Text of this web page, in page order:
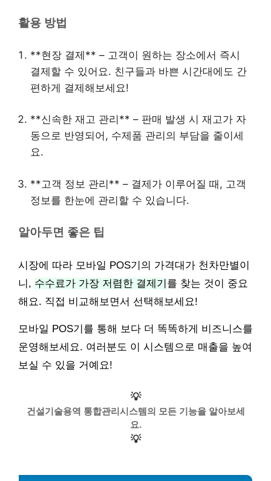
활용 방법
**현장 결제** – 고객이 원하는 장소에서 즉시
결제할 수 있어요. 친구들과 바쁜 시간대에도 간
편하게 결제해보세요!
**신속한 재고 관리** – 판매 발생 시 재고가 자
동으로 반영되어, 수제품 관리의 부담을 줄이세
요.
**고객 정보 관리** – 결제가 이루어질 때, 고객
정보를 한눈에 관리할 수 있습니다.
알아두면 좋은 팁
시장에 따라 모바일 POS기의 가격대가 천차만별이
니, 수수료가 가장 저렴한 결제기 를 찾는 것이 중요
해요. 직접 비교해보면서 선택해보세요!
모바일 POS기를 통해 보다 더 똑똑하게 비즈니스를
운영해보세요. 여러분도 이 시스템으로 매출을 높여
보실 수 있을 거예요!
💡
건설기술용역 통합관리시스템의 모든 기능을 알아보세
요.
💡